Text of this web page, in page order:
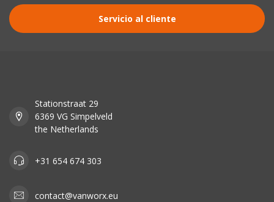
Servicio al cliente
Stationstraat 29
6369 VG Simpelveld
the Netherlands
+31 654 674 303
contact@vanworx.eu